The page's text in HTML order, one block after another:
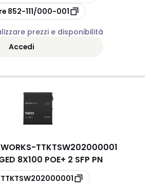
852-111/000-001
prezzi e disponibilità
Accedi
-TTKTSW202000001
8X100 POE+ 2 SFP PN
TTKTSW202000001